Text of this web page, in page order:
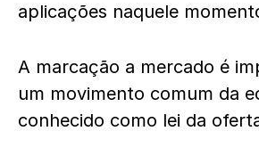
aplicações naquele
A marcação a mercado é
um movimento comum da
conhecido como lei da